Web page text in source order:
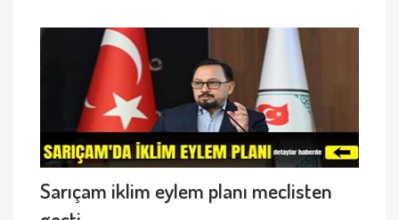
Sarıçam iklim eylem planı meclisten